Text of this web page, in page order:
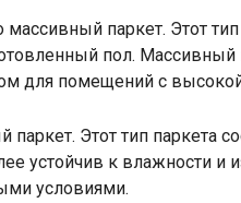
паркет. Этот
пол. Массивный
для помещений с
Этот тип паркета
устойчив к влажности и
условиями.